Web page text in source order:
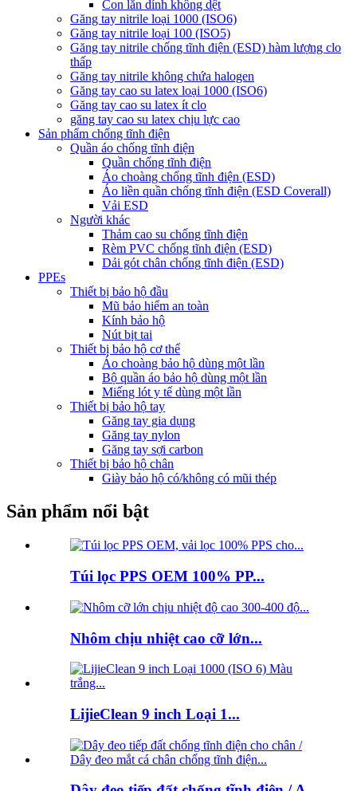
Con lăn dính không dệt
Găng tay nitrile loại 1000 (ISO6)
Găng tay nitrile loại 100 (ISO5)
Găng tay nitrile chống tĩnh điện (ESD) hàm lượng clo
thấp
Găng tay nitrile không chứa halogen
Găng tay cao su latex loại 1000 (ISO6)
Găng tay cao su latex ít clo
găng tay cao su latex chịu lực cao
Sản phẩm chống tĩnh điện
Quần áo chống tĩnh điện
Quần chống tĩnh điện
Áo choàng chống tĩnh điện (ESD)
Áo liền quần chống tĩnh điện (ESD Coverall)
Vải ESD
Người khác
Thảm cao su chống tĩnh điện
Rèm PVC chống tĩnh điện (ESD)
Dải gót chân chống tĩnh điện (ESD)
PPEs
Thiết bị bảo hộ đầu
Mũ bảo hiểm an toàn
Kính bảo hộ
Nút bịt tai
Thiết bị bảo hộ cơ thể
Áo choàng bảo hộ dùng một lần
Bộ quần áo bảo hộ dùng một lần
Miếng lót y tế dùng một lần
Thiết bị bảo hộ tay
Găng tay gia dụng
Găng tay nylon
Găng tay sợi carbon
Thiết bị bảo hộ chân
Giày bảo hộ có/không có mũi thép
Sản phẩm nổi bật
Túi lọc PPS OEM 100% PP...
Nhôm chịu nhiệt cao cỡ lớn...
LijieClean 9 inch Loại 1...